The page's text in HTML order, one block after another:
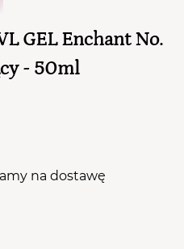
KOSZYKA
GEL Enchant No.
- 50ml
na dostawę